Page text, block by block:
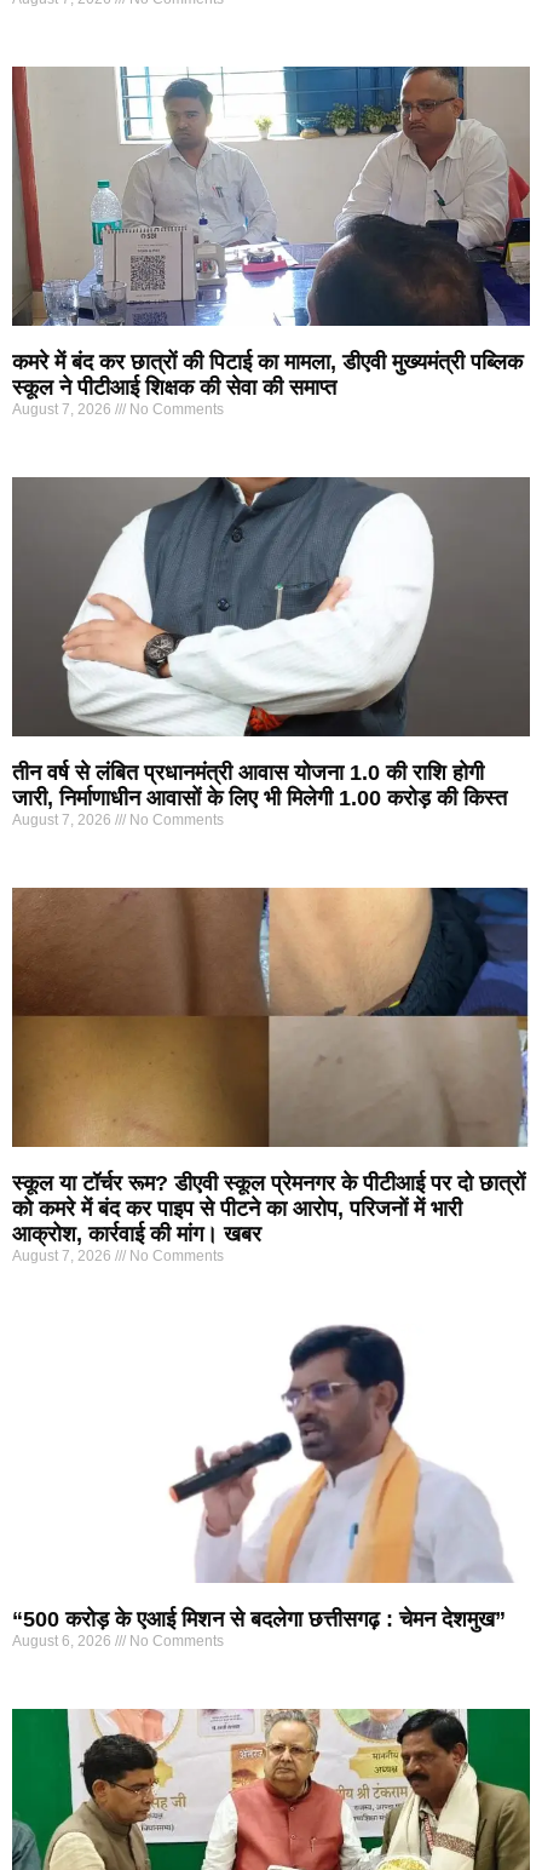
कमरे में बंद कर छात्रों की पिटाई का मामला, डीएवी मुख्यमंत्री पब्लिक
स्कूल ने पीटीआई शिक्षक की सेवा की समाप्त
August 7, 2026 No Comments
तीन वर्ष से लंबित प्रधानमंत्री आवास योजना 1.0 की राशि होगी
जारी, निर्माणाधीन आवासों के लिए भी मिलेगी 1.00 करोड़ की किस्त
August 7, 2026 No Comments
स्कूल या टॉर्चर रूम? डीएवी स्कूल प्रेमनगर के पीटीआई पर दो छात्रों
को कमरे में बंद कर पाइप से पीटने का आरोप, परिजनों में भारी
आक्रोश, कार्रवाई की मांग। खबर
August 7, 2026 No Comments
“500 करोड़ के एआई मिशन से बदलेगा छत्तीसगढ़ : चेमन देशमुख”
August 6, 2026 No Comments